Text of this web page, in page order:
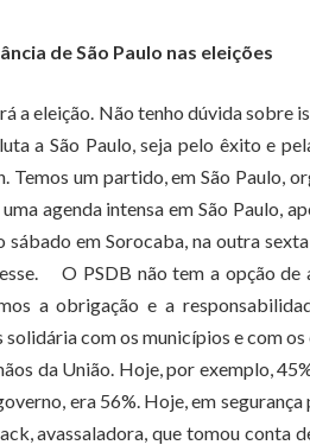
de São Paulo nas eleições
a eleição. Não tenho dúvida sobre
a São Paulo, seja pelo êxito e
Temos um partido, em São Paulo,
agenda intensa em São Paulo,
sábado em Sorocaba, na outra
O PSDB não tem a opção de
a obrigação e a
com os municípios e com
da União. Hoje, por exemplo,
era 56%. Hoje, em
avassaladora, que tomou conta